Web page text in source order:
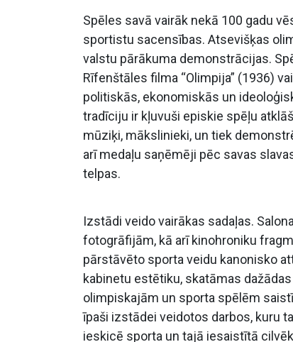
Spēles savā vairāk nekā 100 gadu
sportistu sacensības. Atsevišķas
valstu pārākuma demonstrācijas.
Rīfenštāles filma “Olimpija” (1936)
politiskās, ekonomiskās un
tradīciju ir kļuvuši episkie spēļu
mūziķi, mākslinieki, un tiek
arī medaļu saņēmēji pēc savas
telpas.
Izstādi veido vairākas sadaļas.
fotogrāfijām, kā arī kinohroniku
pārstāvēto sporta veidu kanonisko
kabinetu estētiku, skatāmas
olimpiskajām un sporta spēlēm
īpaši izstādei veidotos darbos, kuru
ieskicē sporta un tajā iesaistītā